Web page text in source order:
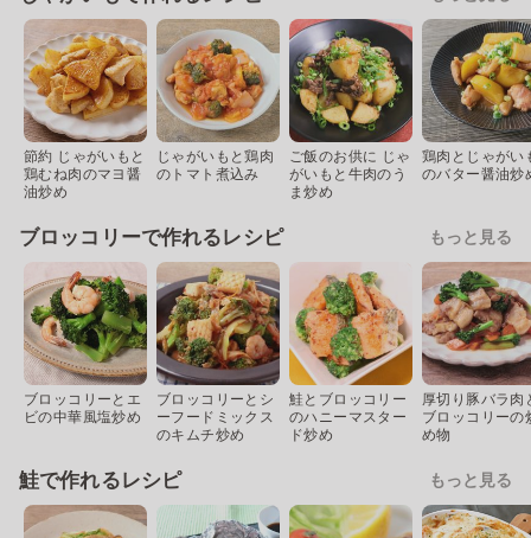
節約 じゃがいもと
鶏むね肉のマヨ醤
油炒め
じゃがいもと鶏肉
のトマト煮込み
ご飯のお供に じゃ
がいもと牛肉のう
ま炒め
鶏肉とじゃがい
のバター醤油炒
ブロッコリーで作れるレシピ もっと見る
ブロッコリーとエ
ビの中華風塩炒め
ブロッコリーとシ
ーフードミックス
のキムチ炒め
鮭とブロッコリー
のハニーマスター
ド炒め
厚切り豚バラ肉
ブロッコリーの
め物
鮭で作れるレシピ もっと見る